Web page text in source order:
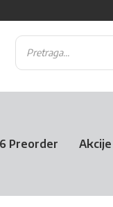
Preorder Akcije